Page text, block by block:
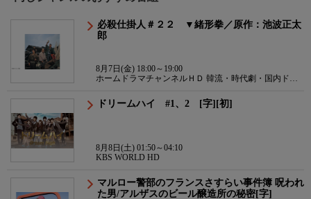
必殺仕掛人＃２２ ▼緒形拳／原作：池波正太
郎
8月7日(金) 18:00～19:00
ホームドラマチャンネルＨＤ 韓流・時代劇・国内ドラ
ドリームハイ #1、2 [字][初]
8月8日(土) 01:50～04:10
KBS WORLD HD
マルロー警部のフランスさすらい事件簿 呪われ
た男/アルザスのビール醸造所の秘密[字]